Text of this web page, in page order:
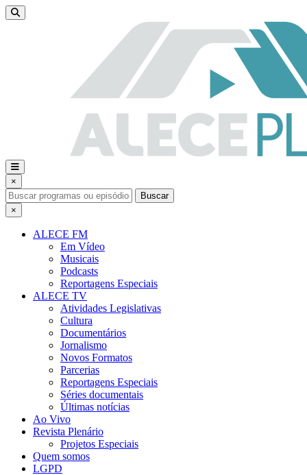
×
Buscar
×
ALECE FM
Em Vídeo
Musicais
Podcasts
Reportagens Especiais
ALECE TV
Atividades Legislativas
Cultura
Documentários
Jornalismo
Novos Formatos
Parcerias
Reportagens Especiais
Séries documentais
Últimas notícias
Ao Vivo
Revista Plenário
Projetos Especiais
Quem somos
LGPD